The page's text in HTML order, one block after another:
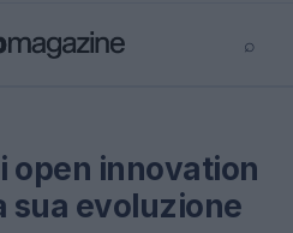
⌕
open innovation
sua evoluzione